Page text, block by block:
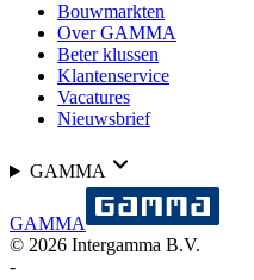
Bouwmarkten
Over GAMMA
Beter klussen
Klantenservice
Vacatures
Nieuwsbrief
GAMMA
GAMMA
© 2026 Intergamma B.V.
-